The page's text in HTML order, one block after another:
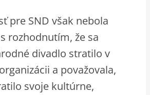
pre SND však nebola
rozhodnutím, že sa
divadlo stratilo v
a považovala,
svoje kultúrne,